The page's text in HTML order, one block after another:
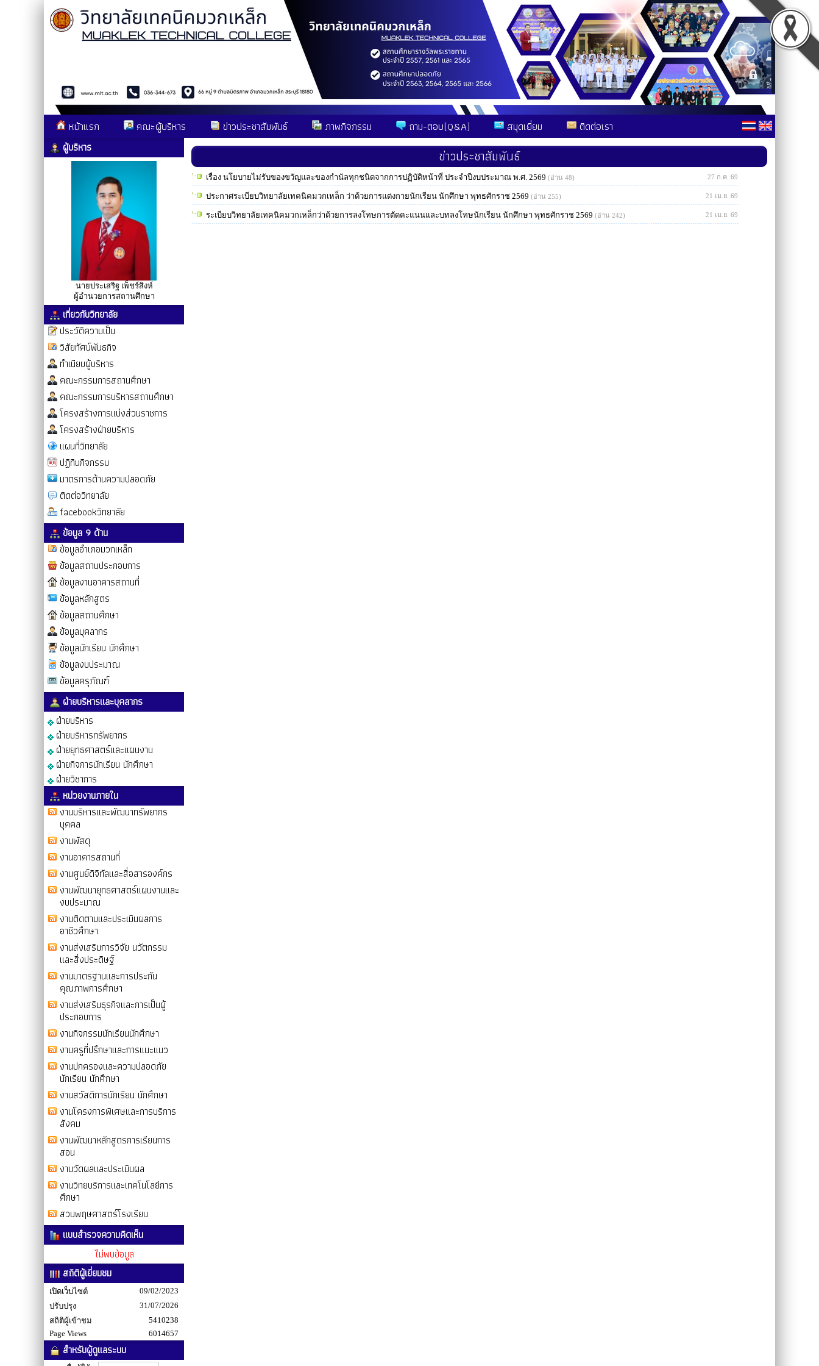
หน้าแรก คณะผู้บริหาร ข่าวประชาสัมพันธ์ ภาพกิจกรรม ถาม-ตอบ(Q&A) สมุดเยี่ยม ติดต่อเรา
ผู้บริหาร
นายประเสริฐ เพ็ชร์สิงห์
ผู้อำนวยการสถานศึกษา
เกี่ยวกับวิทยาลัย
ประวัติความเป็น
วิสัยทัศน์พันธกิจ
ทำเนียบผู้บริหาร
คณะกรรมการสถานศึกษา
คณะกรรมการบริหารสถานศึกษา
โครงสร้างการแบ่งส่วนราชการ
โครงสร้างฝ่ายบริหาร
แผนที่วิทยาลัย
ปฏิทินกิจกรรม
มาตรการด้านความปลอดภัย
ติดต่อวิทยาลัย
facebookวิทยาลัย
ข้อมูล 9 ด้าน
ข้อมูลอำเภอมวกเหล็ก
ข้อมูลสถานประกอบการ
ข้อมูลงานอาคารสถานที่
ข้อมูลหลักสูตร
ข้อมูลสถานศึกษา
ข้อมูลบุคลากร
ข้อมูลนักเรียน นักศึกษา
ข้อมูลงบประมาณ
ข้อมูลครุภัณฑ์
ฝ่ายบริหารและบุคลากร
ฝ่ายบริหาร
ฝ่ายบริหารทรัพยากร
ฝ่ายยุทธศาสตร์และแผนงาน
ฝ่ายกิจการนักเรียน นักศึกษา
ฝ่ายวิชาการ
หน่วยงานภายใน
งานบริหารและพัฒนาทรัพยากร
บุคคล
งานพัสดุ
งานอาคารสถานที่
งานศูนย์ดิจิทัลและสื่อสารองค์กร
งานพัฒนายุทธศาสตร์แผนงานและ
งบประมาณ
งานติดตามและประเมินผลการ
อาชีวศึกษา
งานส่งเสริมการวิจัย นวัตกรรม
และสิ่งประดิษฐ์
งานมาตรฐานและการประกัน
คุณภาพการศึกษา
งานส่งเสริมธุรกิจและการเป็นผู้
ประกอบการ
งานกิจกรรมนักเรียนนักศึกษา
งานครูที่ปรึกษาและการแนะแนว
งานปกครองและความปลอดภัย
นักเรียน นักศึกษา
งานสวัสดิการนักเรียน นักศึกษา
งานโครงการพิเศษและการบริการ
สังคม
งานพัฒนาหลักสูตรการเรียนการ
สอน
งานวัดผลและประเมินผล
งานวิทยบริการและเทคโนโลยีการ
ศึกษา
สวนพฤษศาสตร์โรงเรียน
แบบสำรวจความคิดเห็น
ไม่พบข้อมูล
สถิติผู้เยี่ยมชม
เปิดเว็บไซต์
09/02/2023
ปรับปรุง
31/07/2026
สถิติผู้เข้าชม
5410238
Page Views
6014657
สำหรับผู้ดูแลระบบ
ข่าวประชาสัมพันธ์
เรื่อง นโยบายไม่รับของขวัญและของกำนัลทุกชนิดจากการปฏิบัติหน้าที่ ประจำปีงบประมาณ พ.ศ. 2569 (อ่าน 48) 27 ก.ค. 69
ประกาศระเบียบวิทยาลัยเทคนิคมวกเหล็ก ว่าด้วยการแต่งกายนักเรียน นักศึกษา พุทธศักราช 2569 (อ่าน 255) 21 เม.ย. 69
ระเบียบวิทยาลัยเทคนิคมวกเหล็กว่าด้วยการลงโทษการตัดคะแนนและบทลงโทษนักเรียน นักศึกษา พุทธศักราช 2569 (อ่าน 242) 21 เม.ย. 69